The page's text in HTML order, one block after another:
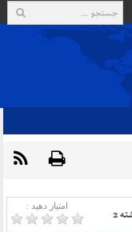
امتیاز دهید :
2